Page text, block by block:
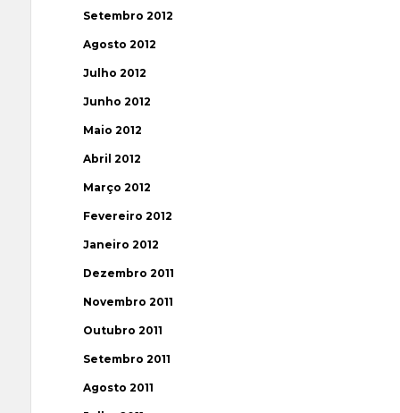
Setembro 2012
Agosto 2012
Julho 2012
Junho 2012
Maio 2012
Abril 2012
Março 2012
Fevereiro 2012
Janeiro 2012
Dezembro 2011
Novembro 2011
Outubro 2011
Setembro 2011
Agosto 2011